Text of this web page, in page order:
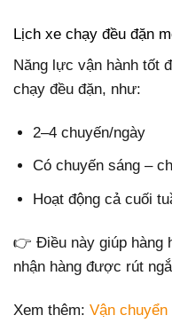
Lịch xe chạy đều đặn
Năng lực vận hành tốt
chạy đều đặn, như:
2–4 chuyến/ngày
Có chuyến sáng –
Hoạt động cả cuối
👉 Điều này giúp hàng
nhận hàng được rút
Xem thêm: Vận